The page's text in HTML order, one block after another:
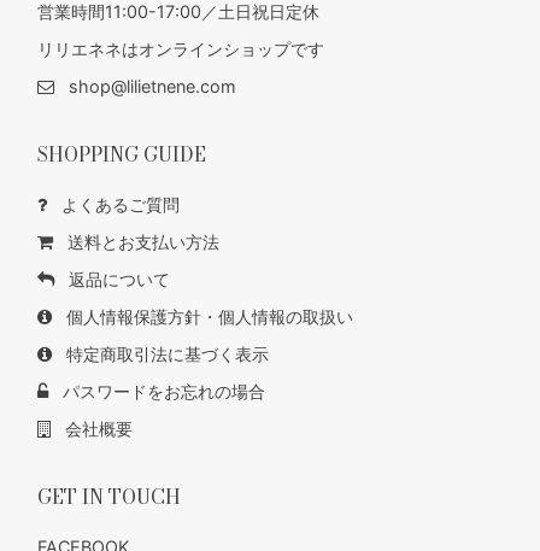
営業時間11:00-17:00／土日祝日定休
リリエネネはオンラインショップです
shop@lilietnene.com
SHOPPING GUIDE
よくあるご質問
送料とお支払い方法
返品について
個人情報保護方針・個人情報の取扱い
特定商取引法に基づく表示
パスワードをお忘れの場合
会社概要
GET IN TOUCH
FACEBOOK